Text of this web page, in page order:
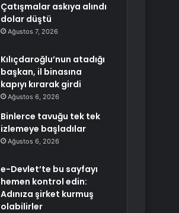
Çatışmalar askıya alındı
dolar düştü
Ağustos 7, 2026
Kılıçdaroğlu’nun atadığı
başkan, il binasına
kapıyı kırarak girdi
Ağustos 6, 2026
Binlerce tavuğu tek tek
izlemeye başladılar
Ağustos 6, 2026
e-Devlet’te bu sayfayı
hemen kontrol edin:
Adınıza şirket kurmuş
olabilirler